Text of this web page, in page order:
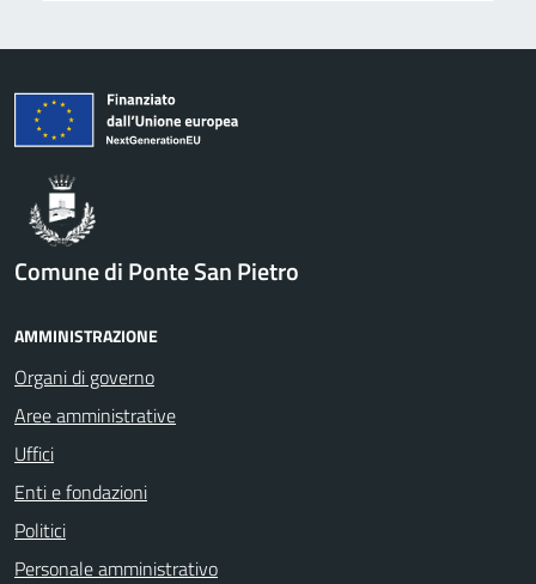
Comune di Ponte San Pietro
AMMINISTRAZIONE
Organi di governo
Aree amministrative
Uffici
Enti e fondazioni
Politici
Personale amministrativo